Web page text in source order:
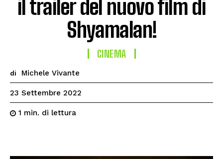
il trailer del nuovo film di
Shyamalan!
CINEMA
di Michele Vivante
23 Settembre 2022
1 min. di lettura